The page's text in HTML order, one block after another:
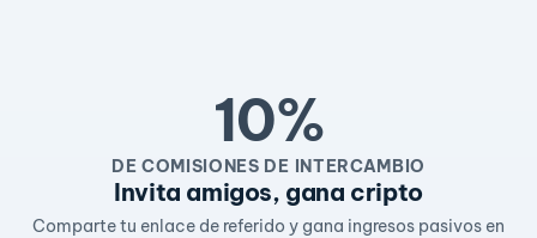
10%
DE COMISIONES DE INTERCAMBIO
Invita amigos, gana cripto
Comparte tu enlace de referido y gana ingresos pasivos en